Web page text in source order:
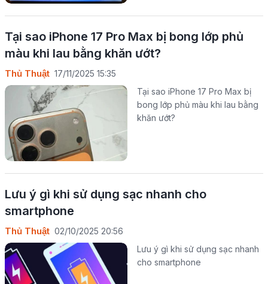
Tại sao iPhone 17 Pro Max bị bong lớp phủ
màu khi lau bằng khăn ướt?
Thủ Thuật 17/11/2025 15:35
Tại sao iPhone 17 Pro Max bị
bong lớp phủ màu khi lau bằng
khăn ướt?
Lưu ý gì khi sử dụng sạc nhanh cho
smartphone
Thủ Thuật 02/10/2025 20:56
Lưu ý gì khi sử dụng sạc nhanh
cho smartphone